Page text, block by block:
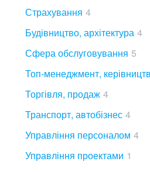
Страхування 4
Будівництво, архітектура 4
Сфера обслуговування 5
Топ-менеджмент,
Торгівля, продаж 4
Транспорт, автобізнес 4
Управління персоналом 4
Управління проектами 1